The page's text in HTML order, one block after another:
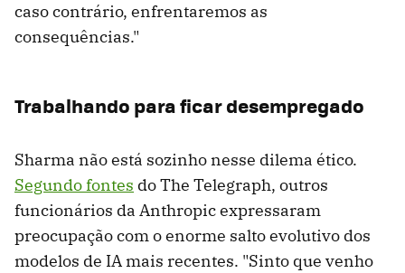
caso contrário, enfrentaremos as
consequências."
Trabalhando para ficar desempregado
Sharma não está sozinho nesse dilema ético.
Segundo fontes do The Telegraph, outros
funcionários da Anthropic expressaram
preocupação com o enorme salto evolutivo dos
modelos de IA mais recentes. "Sinto que venho